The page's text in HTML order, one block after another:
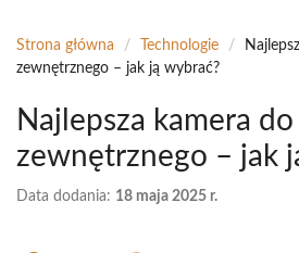
Strona główna / Technologie /
zewnętrznego – jak ją wybrać?
Najlepsza kamera
zewnętrznego – jak
Data dodania: 18 maja 2025 r.